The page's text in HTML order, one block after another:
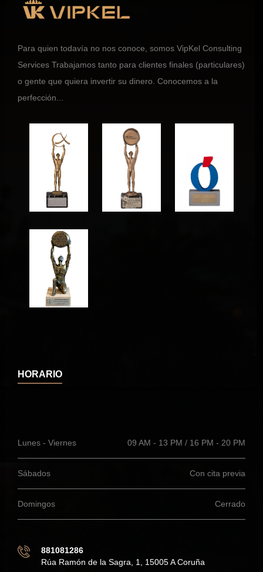
Para quien todavía no nos conoce, somos VipKel Consulting
Services Trabajamos tanto para clientes finales (particulares)
o gente que quiera invertir su dinero. Conocemos a la
perfección...
HORARIO
Lunes - Viernes 09 AM - 13 PM / 16 PM - 20 PM
Sábados Con cita previa
Domingos Cerrado
881081286
Rúa Ramón de la Sagra, 1, 15005 A Coruña